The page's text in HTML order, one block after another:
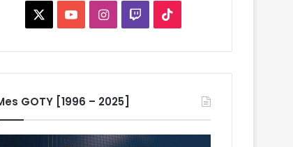
YouTubeInstagram
Twitch
GOTY [1996 – 2025]